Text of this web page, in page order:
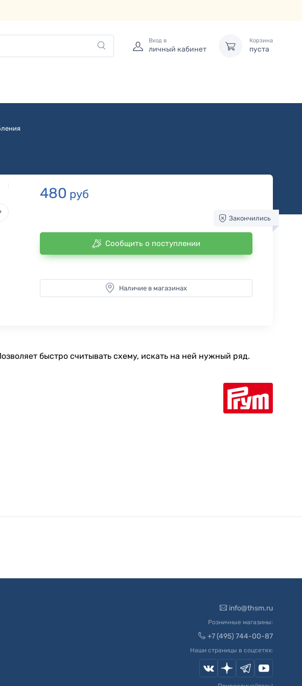
Вход в
личный кабинет
Корзина
пуста
480 руб
Закончились
Сообщить о поступлении
Наличие в магазинах
быстро считывать схему, искать на ней нужный ряд.
info@thsm.ru
Розничные магазины:
+7 (495) 744-00-87
Наши страницы в соцсетях: